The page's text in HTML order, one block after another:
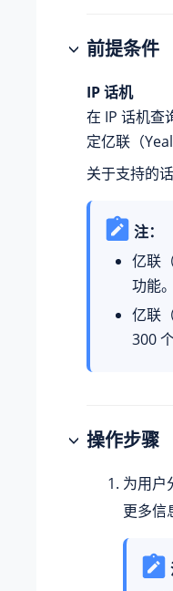
前提条件
IP 话机
在 IP 话机查
定亿联（
关于支持的
注：
亿联
功能。
亿联
300
操作步骤
为用户
更多信